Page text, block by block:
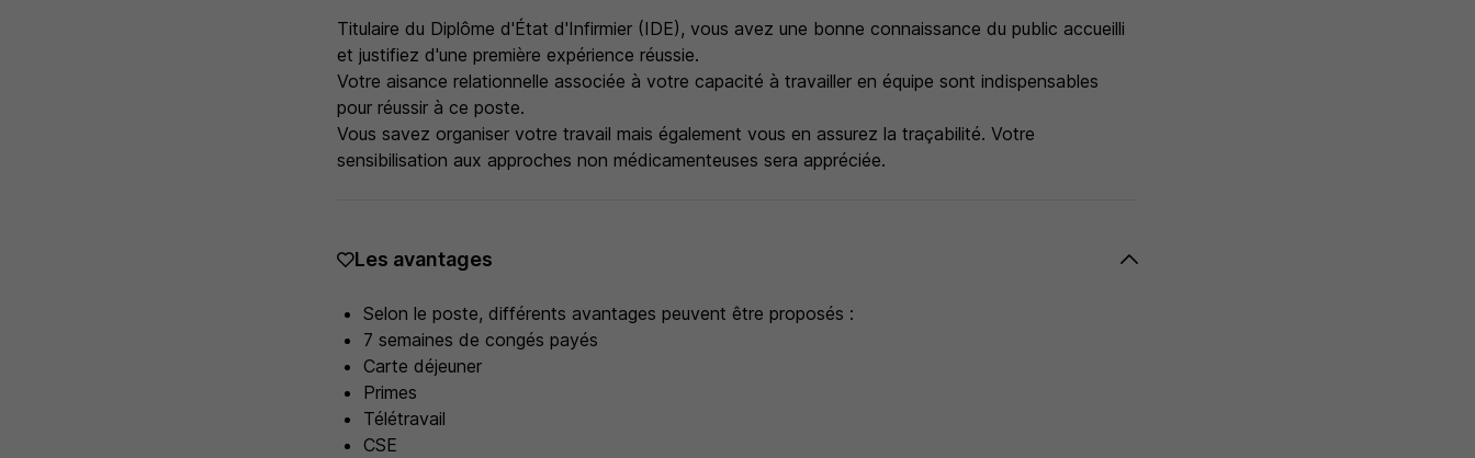
Titulaire du Diplôme d'État d'Infirmier (IDE), vous avez une bonne connaissance du public accueilli
et justifiez d'une première expérience réussie.
Votre aisance relationnelle associée à votre capacité à travailler en équipe sont indispensables
pour réussir à ce poste.
Vous savez organiser votre travail mais également vous en assurez la traçabilité. Votre
sensibilisation aux approches non médicamenteuses sera appréciée.
Les avantages
Selon le poste, différents avantages peuvent être proposés :
7 semaines de congés payés
Carte déjeuner
Primes
Télétravail
CSE